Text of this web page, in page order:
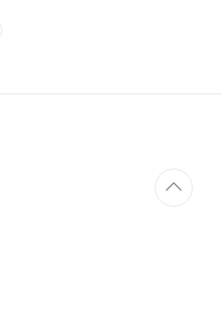
여행으로라도 제주도